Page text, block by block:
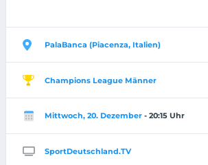
PalaBanca (Piacenza, Italien)
Champions League Männer
Mittwoch, 20. Dezember - 20:15 Uhr
SportDeutschland.TV